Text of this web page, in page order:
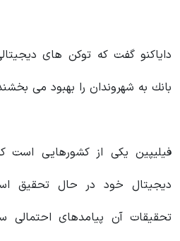
دایاکنو گفت كه توکن های
بانك به شهروندان را بهبود می
فیلیپین یکی از کشورهایی است
دیجیتال خود در حال تحقیق
تحقیقات آن پیامدهای احتمالی